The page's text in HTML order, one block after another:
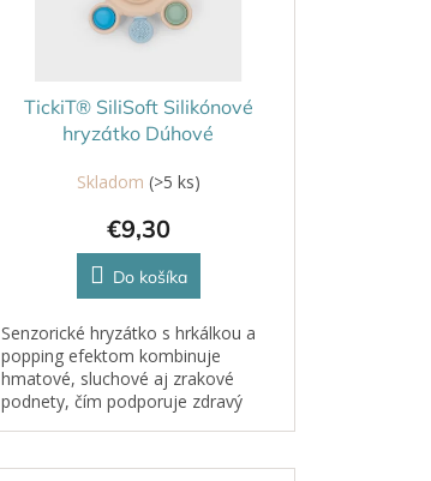
TickiT® SiliSoft Silikónové
hryzátko Dúhové
Skladom (>5 ks)
€9,30
Do košíka
Senzorické hryzátko s hrkálkou a
popping efektom kombinuje
hmatové, sluchové aj zrakové
podnety, čím podporuje zdravý